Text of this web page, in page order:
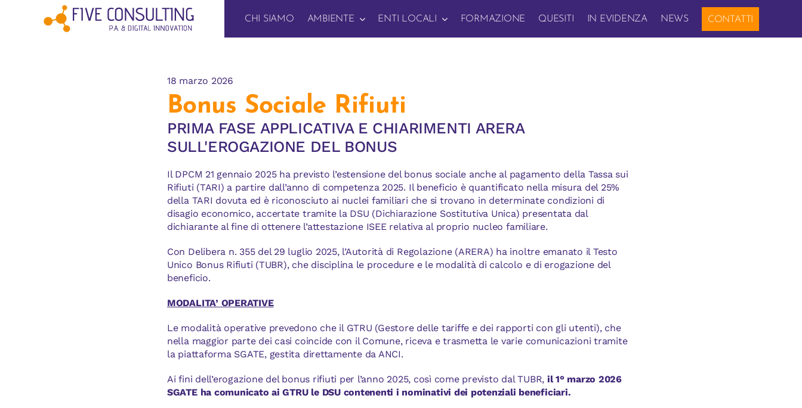
CHI SIAMO AMBIENTE ENTI LOCALI FORMAZIONE QUESITI IN EVIDENZA NEWS CONTATTI
18 marzo 2026
Bonus Sociale Rifiuti
PRIMA FASE APPLICATIVA E CHIARIMENTI ARERA
SULL'EROGAZIONE DEL BONUS
Il DPCM 21 gennaio 2025 ha previsto l’estensione del bonus sociale anche al pagamento della Tassa sui
Rifiuti (TARI) a partire dall’anno di competenza 2025. Il beneficio è quantificato nella misura del 25%
della TARI dovuta ed è riconosciuto ai nuclei familiari che si trovano in determinate condizioni di
disagio economico, accertate tramite la DSU (Dichiarazione Sostitutiva Unica) presentata dal
dichiarante al fine di ottenere l’attestazione ISEE relativa al proprio nucleo familiare.
Con Delibera n. 355 del 29 luglio 2025, l’Autorità di Regolazione (ARERA) ha inoltre emanato il Testo
Unico Bonus Rifiuti (TUBR), che disciplina le procedure e le modalità di calcolo e di erogazione del
beneficio.
MODALITA’ OPERATIVE
Le modalità operative prevedono che il GTRU (Gestore delle tariffe e dei rapporti con gli utenti), che
nella maggior parte dei casi coincide con il Comune, riceva e trasmetta le varie comunicazioni tramite
la piattaforma SGATE, gestita direttamente da ANCI.
Ai fini dell’erogazione del bonus rifiuti per l’anno 2025, così come previsto dal TUBR, il 1° marzo 2026
SGATE ha comunicato ai GTRU le DSU contenenti i nominativi dei potenziali beneficiari.